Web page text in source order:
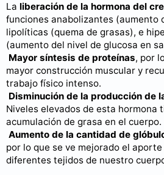
La liberación de la hormona del
funciones anabolizantes (aumento
lipolíticas (quema de grasas), e
(aumento del nivel de glucosa en
Mayor síntesis de proteínas, por
mayor construcción muscular y
trabajo físico intenso.
Disminución de la producción de
Niveles elevados de esta hormona
acumulación de grasa en el cuerpo.
Aumento de la cantidad de
por lo que se ve mejorado el
diferentes tejidos de nuestro